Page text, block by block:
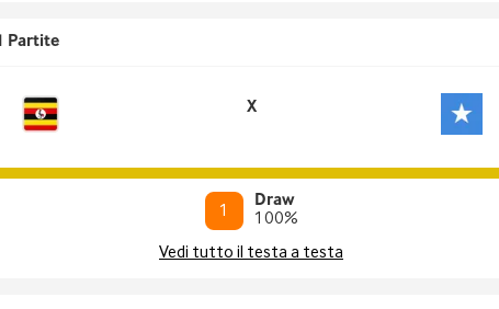
Partite
X
1
Draw
100%
Vedi tutto il testa a testa